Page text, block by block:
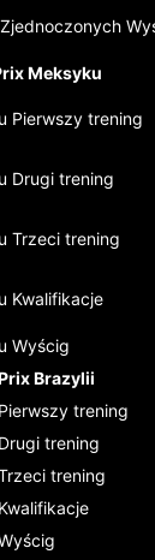
Meksyku
Pierwszy trening
Drugi trening
Trzeci trening
Kwalifikacje
Wyścig
Brazylii
Pierwszy trening
Drugi trening
trening
Kwalifikacje